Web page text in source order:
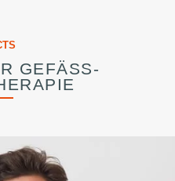
GEFÄSS-L